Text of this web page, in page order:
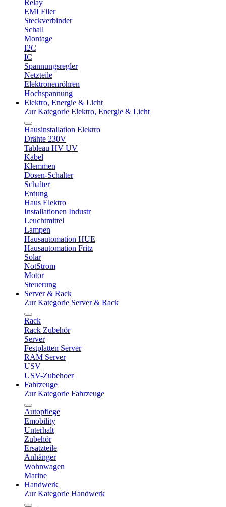
Relay
EMI Filer
Steckverbinder
Schall
Montage
I2C
IC
Spannungsregler
Netzteile
Elektronenröhren
Hochspannung
Elektro, Energie & Licht
Zur Kategorie Elektro, Energie & Licht
Hausinstallation Elektro
Drähte 230V
Tableau HV UV
Kabel
Klemmen
Dosen-Schalter
Schalter
Erdung
Haus Elektro
Installationen Industr
Leuchtmittel
Lampen
Hausautomation HUE
Hausautomation Fritz
Solar
NotStrom
Motor
Steuerung
Server & Rack
Zur Kategorie Server & Rack
Rack
Rack Zubehör
Server
Festplatten Server
RAM Server
USV
USV-Zubehoer
Fahrzeuge
Zur Kategorie Fahrzeuge
Autopflege
Emobility
Unterhalt
Zubehör
Ersatzteile
Anhänger
Wohnwagen
Marine
Handwerk
Zur Kategorie Handwerk